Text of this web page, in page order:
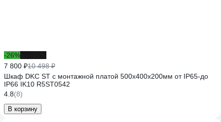
-26%
7 800 ₽10 498 ₽
Шкаф DKC ST с монтажной платой 500х400х200мм от IP65-до
IP66 IK10 R5ST0542
4.8(8)
В корзину